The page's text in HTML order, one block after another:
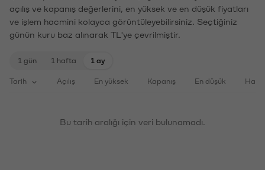
açılış ve kapanış değerlerini, en yüksek ve en düşük fiyatları
ve işlem hacmini kolayca görüntüleyebilirsiniz. Seçtiğiniz
günün kuru baz alınarak TL'ye çevrilmiştir.
1 gün 1 hafta 1 ay
Tarih Açılış En yüksek Kapanış En düşük
Bu tarih aralığı için veri bulunamadı.